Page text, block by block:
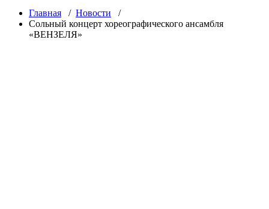
Главная / Новости /
Сольный концерт хореографического ансамбля
«ВЕНЗЕЛЯ»